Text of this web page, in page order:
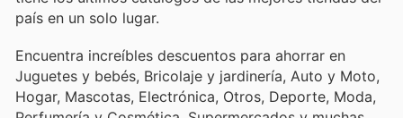
país en un solo lugar.
Encuentra increíbles descuentos para ahorrar en
Juguetes y bebés, Bricolaje y jardinería, Auto y Moto,
Hogar, Mascotas, Electrónica, Otros, Deporte, Moda,